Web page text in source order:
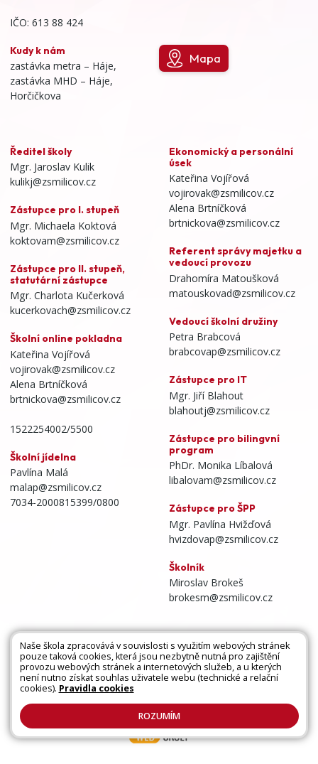
IČO: 613 88 424
Kudy k nám
zastávka metra – Háje,
zastávka MHD – Háje,
Horčičkova
Mapa
Ředitel školy
Mgr. Jaroslav Kulik
kulikj@zsmilicov.cz
Zástupce pro I. stupeň
Mgr. Michaela Koktová
koktovam@zsmilicov.cz
Zástupce pro II. stupeň,
statutární zástupce
Mgr. Charlota Kučerková
kucerkovach@zsmilicov.cz
Školní online pokladna
Kateřina Vojířová
vojirovak@zsmilicov.cz
Alena Brtníčková
brtnickova@zsmilicov.cz
1522254002/5500
Školní jídelna
Pavlína Malá
malap@zsmilicov.cz
7034-2000815399/0800
Ekonomický a personální
úsek
Kateřina Vojířová
vojirovak@zsmilicov.cz
Alena Brtníčková
brtnickova@zsmilicov.cz
Referent správy majetku a
vedoucí provozu
Drahomíra Matoušková
matouskovad@zsmilicov.cz
Vedoucí školní družiny
Petra Brabcová
brabcovap@zsmilicov.cz
Zástupce pro IT
Mgr. Jiří Blahout
blahoutj@zsmilicov.cz
Zástupce pro bilingvní
program
PhDr. Monika Líbalová
libalovam@zsmilicov.cz
Zástupce pro ŠPP
Mgr. Pavlína Hvižďová
hvizdovap@zsmilicov.cz
Školník
Miroslav Brokeš
brokesm@zsmilicov.cz
Všechna práva vyhrazena. Copyright © 2026 |
Mapa stránek|Kontakty|Přihlásit|Prohlášení
o přístupnosti|
Naše škola zpracovává v souvislosti s využitím webových stránek
pouze taková cookies, která jsou nezbytně nutná pro zajištění
provozu webových stránek a internetových služeb, a u kterých
není nutno získat souhlas uživatele webu (technické a relační
cookies). Pravidla cookies
ROZUMÍM